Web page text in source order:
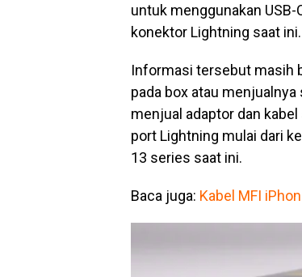
untuk menggunakan
konektor Lightning saat ini.
Informasi tersebut masih
pada box atau
menjual adaptor dan
port Lightning mulai dari
13 series saat ini.
Baca juga: Kabel MFI